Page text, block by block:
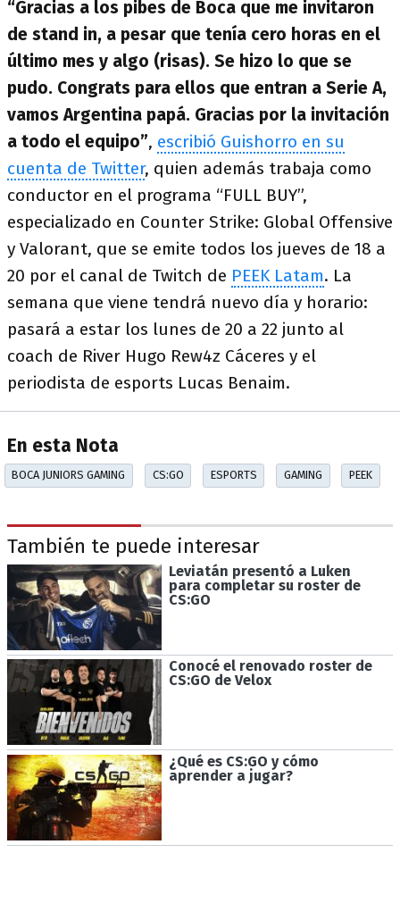
“Gracias a los pibes de Boca que me invitaron
de stand in, a pesar que tenía cero horas en el
último mes y algo (risas). Se hizo lo que se
pudo. Congrats para ellos que entran a Serie A,
vamos Argentina papá. Gracias por la invitación
a todo el equipo”, escribió Guishorro en su
cuenta de Twitter, quien además trabaja como
conductor en el programa “FULL BUY”,
especializado en Counter Strike: Global Offensive
y Valorant, que se emite todos los jueves de 18 a
20 por el canal de Twitch de PEEK Latam. La
semana que viene tendrá nuevo día y horario:
pasará a estar los lunes de 20 a 22 junto al
coach de River Hugo Rew4z Cáceres y el
periodista de esports Lucas Benaim.
En esta Nota
BOCA JUNIORS GAMING CS:GO ESPORTS GAMING PEEK
También te puede interesar
Leviatán presentó a Luken
para completar su roster de
CS:GO
Conocé el renovado roster de
CS:GO de Velox
¿Qué es CS:GO y cómo
aprender a jugar?